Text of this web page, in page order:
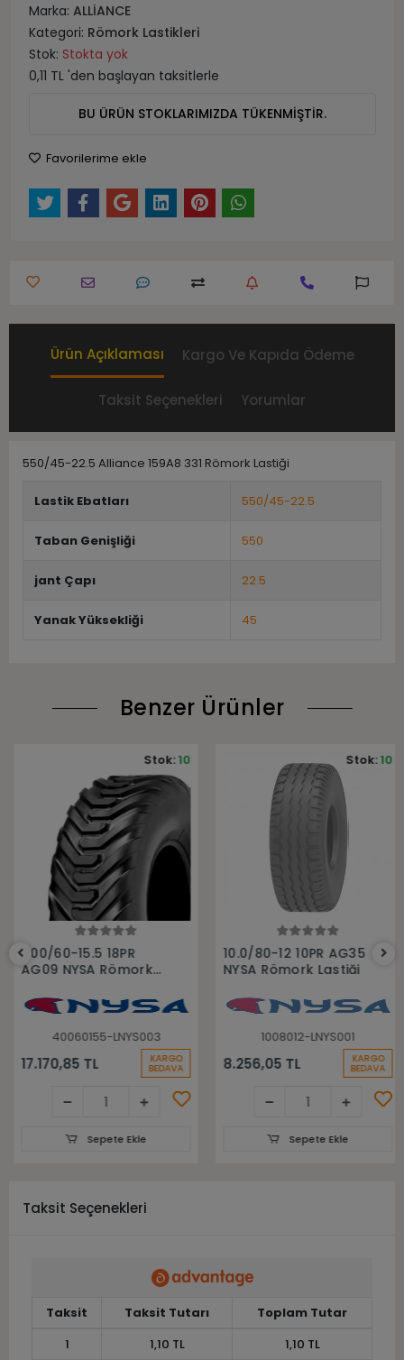
Marka: ALLİANCE
Kategori: Römork Lastikleri
Stok: Stokta yok
0,11 TL 'den başlayan taksitlerle
BU ÜRÜN STOKLARIMIZDA TÜKENMİŞTİR.
Favorilerime ekle
Ürün Açıklaması Kargo Ve Kapıda Ödeme
Taksit Seçenekleri Yorumlar
550/45-22.5 Alliance 159A8 331 Römork Lastiği
Lastik Ebatları 550/45-22.5
Taban Genişliği 550
jant Çapı 22.5
Yanak Yüksekliği 45
Benzer Ürünler
400/60-15.5 18PR
AG09 NYSA Römork
40060155-LNYS003
17.170,85 TL KARGO
BEDAVA
Stok:10
Sepete Ekle
10.0/80-12 10PR AG35
NYSA Römork Lastiği
1008012-LNYS001
8.256,05 TL KARGO
BEDAVA
Stok:10
Sepete Ekle
Taksit Seçenekleri
Taksit Taksit Tutarı
Toplam Tutar
1
1,10 TL 1,10 TL